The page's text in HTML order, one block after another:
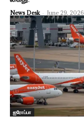
News Desk - June 29, 2026
ஐரோப்பா